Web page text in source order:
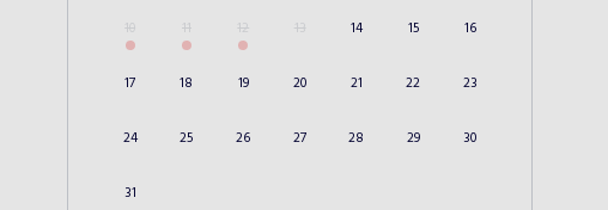
10 11 12 13 14 15 16
17 18 19 20 21 22 23
24 25 26 27 28 29 30
31